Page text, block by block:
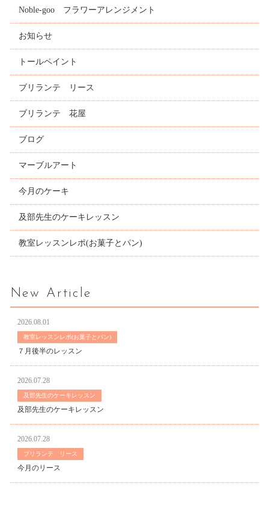
Noble-goo フラワーアレンジメント
お知らせ
トールペイント
ブリランテ リース
ブリランテ 花屋
ブログ
マーブルアート
今月のケーキ
及部先生のケーキレッスン
教室レッスンレポ(お菓子とパン)
New Article
2026.08.01
教室レッスンレポ(お菓子とパン)
７月後半のレッスン
2026.07.28
及部先生のケーキレッスン
及部先生のケーキレッスン
2026.07.28
ブリランテ リース
今月のリース